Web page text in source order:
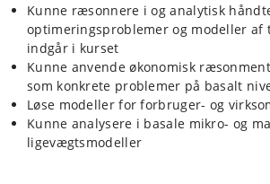
Kunne ræsonnere i og analytisk
optimeringsproblemer og modeller af
indgår i kurset
Kunne anvende økonomisk
som konkrete problemer på basalt
Løse modeller for forbruger- og
Kunne analysere i basale mikro- og
ligevægtsmodeller